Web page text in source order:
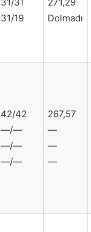
31/19
Dolmadı
42/42
—/—
—/—
—/—
267,57
—
—
—